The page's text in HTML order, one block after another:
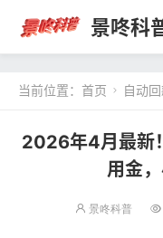
景咚科
当前位置： 首页  自动
2026年4月最
用金
景咚科普